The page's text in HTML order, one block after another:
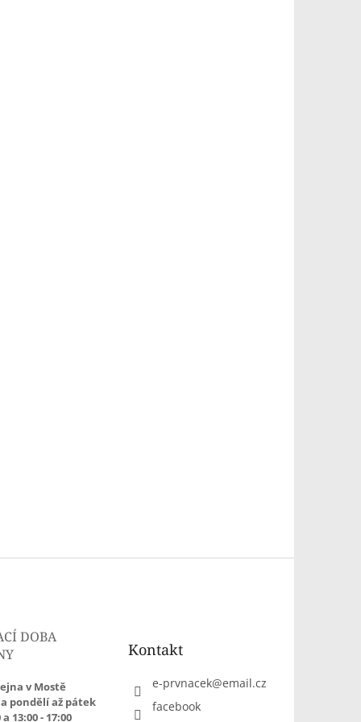
DOBA
v Mostě
pondělí až pátek
13:00 - 17:00
Kontakt
e-prvnacek@email.cz
facebook